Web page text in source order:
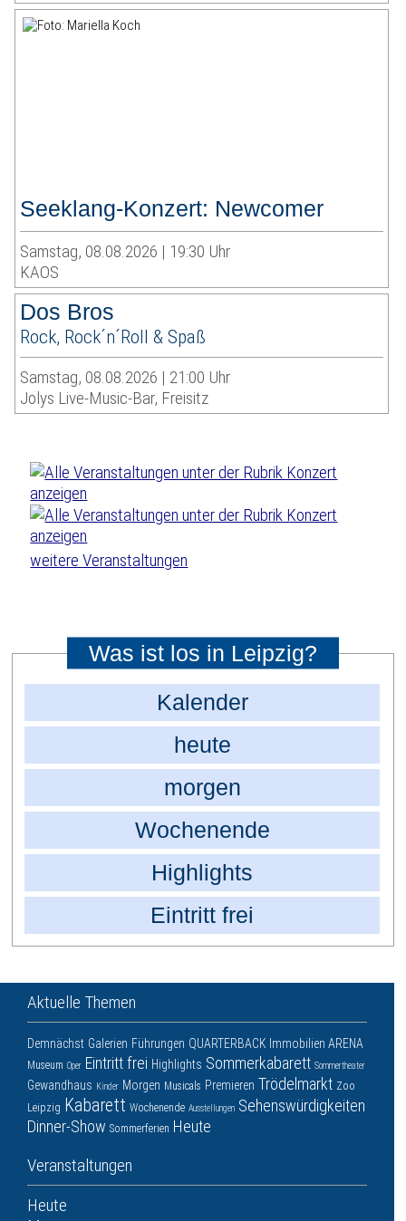
Seeklang-Konzert: Newcomer
Samstag, 08.08.2026 | 19:30 Uhr
KAOS
Dos Bros
Rock, Rock´n´Roll & Spaß
Samstag, 08.08.2026 | 21:00 Uhr
Jolys Live-Music-Bar, Freisitz
weitere Veranstaltungen
Was ist los in Leipzig?
Kalender
heute
morgen
Wochenende
Highlights
Eintritt frei
Aktuelle Themen
Demnächst Galerien Führungen QUARTERBACK Immobilien ARENA
Museum Oper Eintritt frei Highlights Sommerkabarett Sommertheater
Gewandhaus Kinder Morgen Musicals Premieren Trödelmarkt Zoo
Leipzig Kabarett Wochenende Ausstellungen Sehenswürdigkeiten
Dinner-Show Sommerferien Heute
Veranstaltungen
Heute